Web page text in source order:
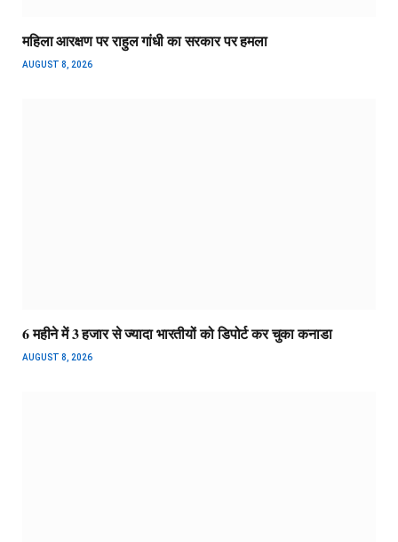
महिला आरक्षण पर राहुल गांधी का सरकार पर हमला
AUGUST 8, 2026
6 महीने में 3 हजार से ज्यादा भारतीयों को डिपोर्ट कर चुका कनाडा
AUGUST 8, 2026